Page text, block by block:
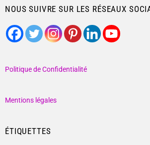
NOUS SUIVRE SUR LES RÉSEAUX
Politique de Confidentialité
Mentions légales
ÉTIQUETTES